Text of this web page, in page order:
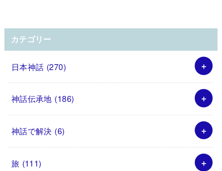
カテゴリー
日本神話 (270)
神話伝承地 (186)
神話で解決 (6)
旅 (111)